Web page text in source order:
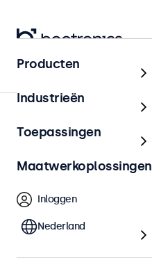
Kiosks & Self-Service
Producten
Industrieën
Toepassingen
Maatwerkoplossingen
Inloggen
Nederland